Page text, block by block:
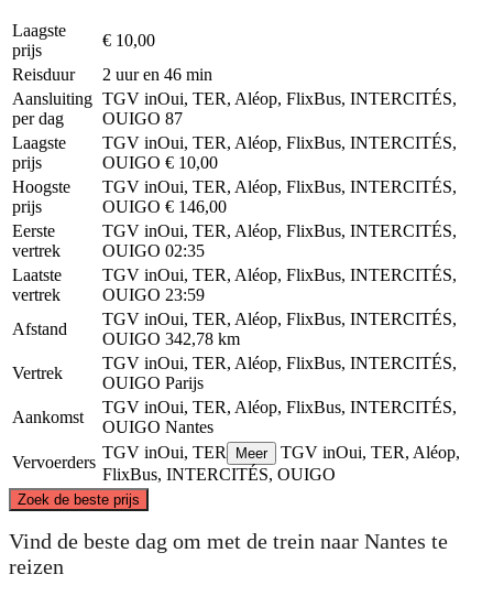
Laagste
prijs
€ 10,00
Reisduur
2 uur en 46 min
Aansluiting
per dag
TGV inOui, TER, Aléop, FlixBus, INTERCITÉS,
OUIGO 87
Laagste
prijs
TGV inOui, TER, Aléop, FlixBus, INTERCITÉS,
OUIGO € 10,00
Hoogste
prijs
TGV inOui, TER, Aléop, FlixBus, INTERCITÉS,
OUIGO € 146,00
Eerste
vertrek
TGV inOui, TER, Aléop, FlixBus, INTERCITÉS,
OUIGO 02:35
Laatste
vertrek
TGV inOui, TER, Aléop, FlixBus, INTERCITÉS,
OUIGO 23:59
Afstand
TGV inOui, TER, Aléop, FlixBus, INTERCITÉS,
OUIGO 342,78 km
Vertrek
TGV inOui, TER, Aléop, FlixBus, INTERCITÉS,
OUIGO Parijs
Aankomst
TGV inOui, TER, Aléop, FlixBus, INTERCITÉS,
OUIGO Nantes
Vervoerders
TGV inOui, TER Meer
TGV inOui, TER, Aléop,
FlixBus, INTERCITÉS, OUIGO
Zoek de beste prijs
©CARTO, ©OpenStreetMap
Vind de beste dag om met de trein naar Nantes te
reizen